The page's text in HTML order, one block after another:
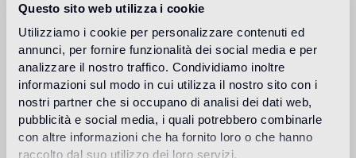
Questo sito web utilizza i cookie
Utilizziamo i cookie per personalizzare contenuti ed
annunci, per fornire funzionalità dei social media e per
analizzare il nostro traffico. Condividiamo inoltre
informazioni sul modo in cui utilizza il nostro sito con i
nostri partner che si occupano di analisi dei dati web,
pubblicità e social media, i quali potrebbero combinarle
con altre informazioni che ha fornito loro o che hanno
raccolto dal suo utilizzo dei loro servizi.
Download